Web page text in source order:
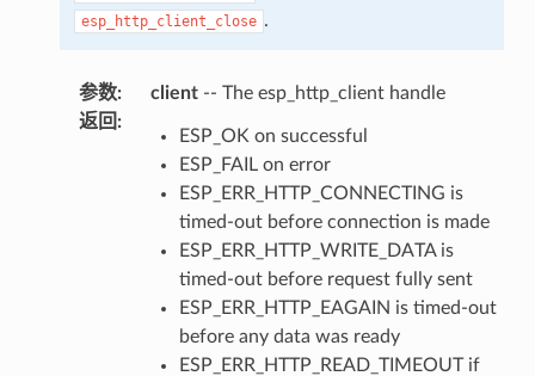
esp_http_client_close .
参数: client-- The esp_http_client handle
返回 :
ESP_OK on successful
ESP_FAIL on error
ESP_ERR_HTTP_CONNECTING is
timed-out before connection is made
ESP_ERR_HTTP_WRITE_DATA is
timed-out before request fully sent
ESP_ERR_HTTP_EAGAIN is timed-out
before any data was ready
ESP_ERR_HTTP_READ_TIMEOUT if